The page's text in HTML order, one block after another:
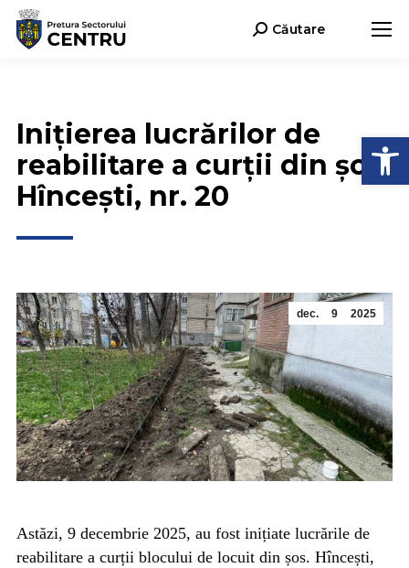
Search:Căutare
Inițierea lucrărilor de
reabilitare a curții din șos.
Hîncești, nr. 20
dec. 9 2025
Astăzi, 9 decembrie 2025, au fost inițiate lucrările de
reabilitare a curții blocului de locuit din șos. Hîncești,